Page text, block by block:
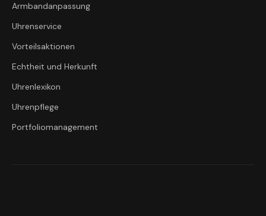
Armbandanpassung
Uhrenservice
Vorteilsaktionen
Echtheit und Herkunft
Uhrenlexikon
Uhrenpflege
Portfoliomanagement